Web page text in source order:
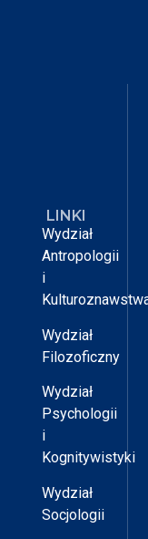
LINKI
Wydział
Antropologii
i
Wydział
Filozoficzny
Wydział
Psychologii
i
Kognitywistyki
Wydział
Socjologii